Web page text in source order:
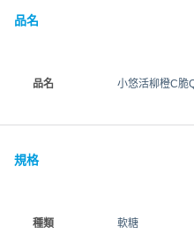
品名
品名 小悠活柳橙C脆
規格
種類 軟糖